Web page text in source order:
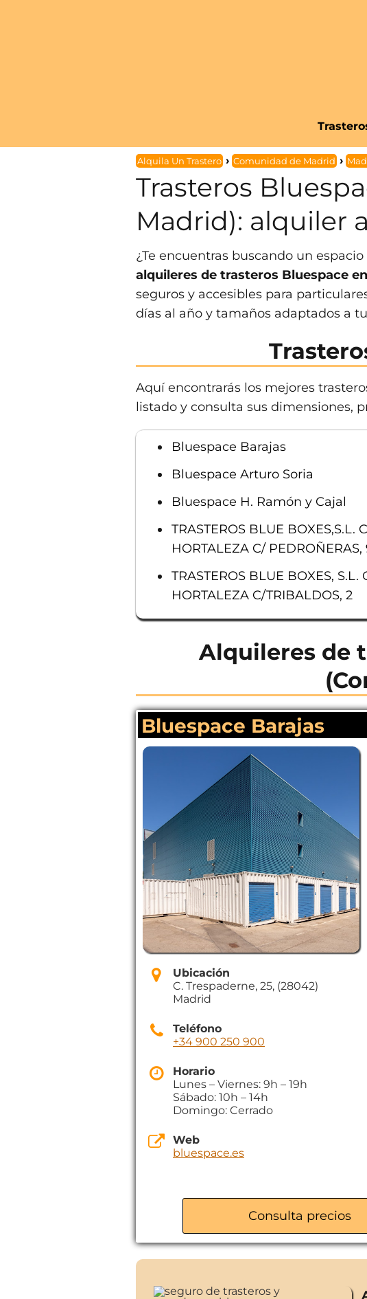
Alquila Un Trastero Comunidad de Madrid
Trasteros
Madrid): alquiler
¿Te encuentras buscando un
alquileres de trasteros Bluespace
seguros y accesibles para
días al año y tamaños adaptados a
Aquí encontrarás los mejores
listado y consulta sus dimensiones,
Bluespace Barajas
Bluespace Arturo Soria
Bluespace H. Ramón y Cajal
TRASTEROS BLUE BOXES,S.L.
HORTALEZA C/ PEDROÑERAS,
TRASTEROS BLUE BOXES, S.L.
HORTALEZA C/TRIBALDOS, 2
Alquileres de
Bluespace Barajas
Ubicación
C. Trespaderne, 25, (28042)
Madrid
Teléfono
+34 900 250 900
Horario
Lunes – Viernes: 9h – 19h
Sábado: 10h – 14h
Domingo: Cerrado
Web
bluespace.es
Consulta precios